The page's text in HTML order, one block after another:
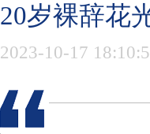
20岁裸辞花
2023-10-17